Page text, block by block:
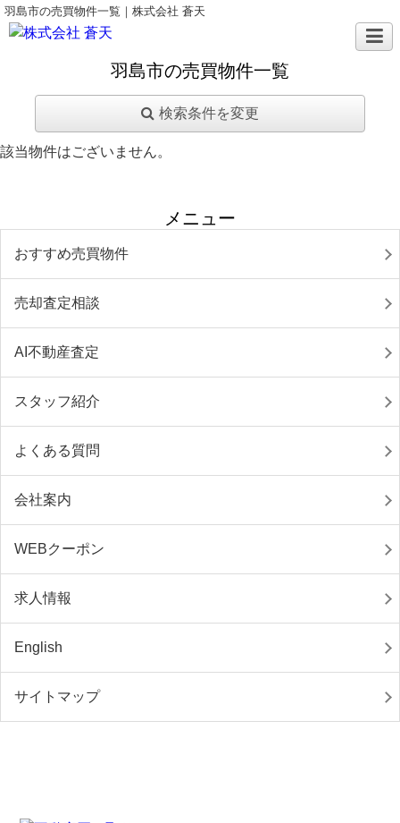
羽島市の売買物件一覧｜株式会社 蒼天
羽島市の売買物件一覧
検索条件を変更
該当物件はございません。
メニュー
おすすめ売買物件
売却査定相談
AI不動産査定
スタッフ紹介
よくある質問
会社案内
WEBクーポン
求人情報
English
サイトマップ